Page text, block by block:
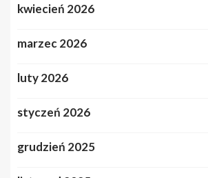
kwiecień 2026
marzec 2026
luty 2026
styczeń 2026
grudzień 2025